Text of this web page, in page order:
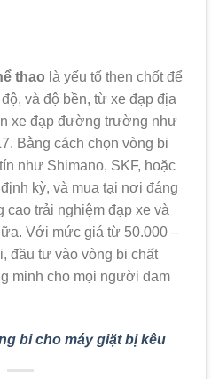
thao là yếu tố then chốt để
và độ bền, từ xe đạp địa
xe đạp đường trường như
Bằng cách chọn vòng bi
như Shimano, SKF, hoặc
kỳ, và mua tại nơi đáng
cao trải nghiệm đạp xe và
Với mức giá từ 50.000 –
đầu tư vào vòng bi chất
minh cho mọi người đam
bi cho máy giặt bị kêu